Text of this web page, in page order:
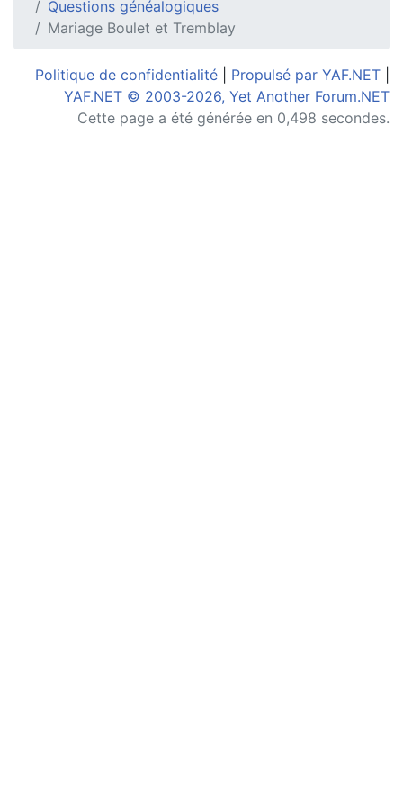
Questions généalogiques
Mariage Boulet et Tremblay
Politique de confidentialité Propulsé par YAF.NET
YAF.NET © 2003-2026, Yet Another Forum.NET
Cette page a été générée en 0,498 secondes.